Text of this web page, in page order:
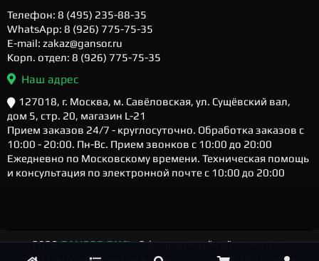
Телефон: 8 (495) 235-88-35
WhatsApp: 8 (926) 775-75-35
E-mail: zakaz@gansor.ru
Корп. отдел: 8 (926) 775-75-35
Наш адрес
127018, г. Москва, м. Савёловская, ул. Сущёвский вал,
дом 5, стр. 20, магазин L-21
Прием заказов 24/7 - круглосуточно. Обработка заказов с
10:00 - 20:00. Пн-Вс. Прием звонков с 10:00 до 20:00
Ежедневно по Московскому времени. Техническая помощь
и консультация по электронной почте с 10:00 до 20:00
2026GANSOR.RU ™- Официальный сайт магазина
компьютерной техники и электроники. Компьютеры